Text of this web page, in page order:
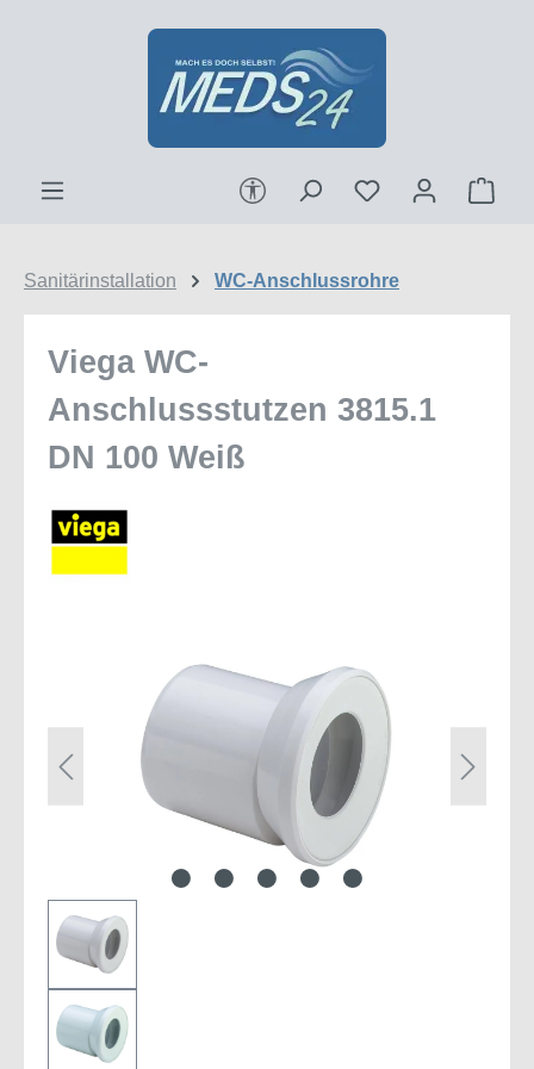
Zum Hauptinhalt springen
Werkzeugleiste anzeigen
Sanitärinstallation WC-Anschlussrohre
Viega WC-
Anschlussstutzen 3815.1
DN 100 Weiß